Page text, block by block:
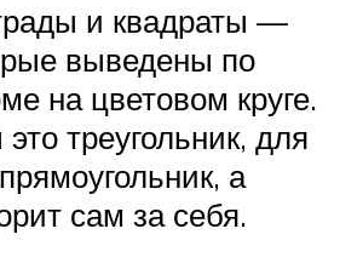
и квадраты —
выведены по
на цветовом круге.
треугольник, для
а
сам за себя.